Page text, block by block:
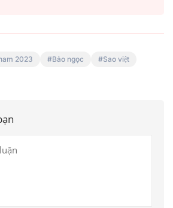
2023 Bảo ngọc
Sao việt